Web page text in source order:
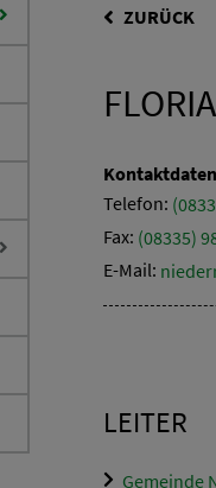
ZURÜCK
Telefon:
Fax: (08335)
E-Mail:
LEITER
Gemeinde